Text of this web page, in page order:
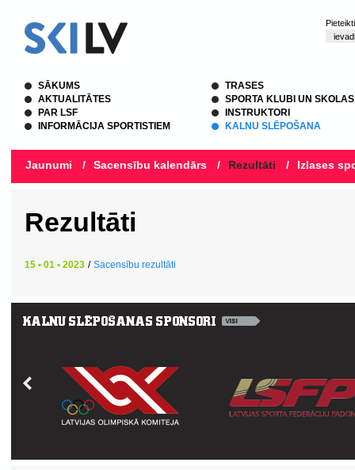
SĀKUMS
AKTUALITĀTES
PAR LSF
INFORMĀCIJA SPORTISTIEM
TRASES
SPORTA KLUBI UN SKOLAS
INSTRUKTORI
KALNU SLĒPOŠANA
Jaunumi / Sacensību kalendārs / Rezultāti / Izlases
Rezultāti
15 • 01 • 2023 / Sacensību rezultāti